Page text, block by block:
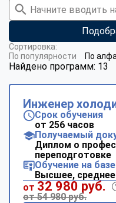
Найдено программ: 13
Сортировка:
По популярности
По
Инженер
Срок обучения
от 256 часов
Получаемый
Диплом о
переподготовке
Обучение на базе
Высшее, среднее
от 32 980 руб.
от 54 980 руб.